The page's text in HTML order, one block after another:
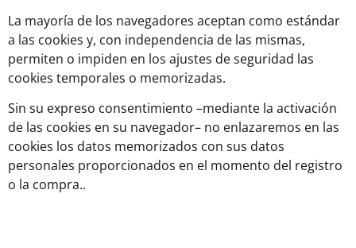
La mayoría de los navegadores aceptan como estándar
a las cookies y, con independencia de las mismas,
permiten o impiden en los ajustes de seguridad las
cookies temporales o memorizadas.
Sin su expreso consentimiento –mediante la activación
de las cookies en su navegador– no enlazaremos en las
cookies los datos memorizados con sus datos
personales proporcionados en el momento del registro
o la compra..